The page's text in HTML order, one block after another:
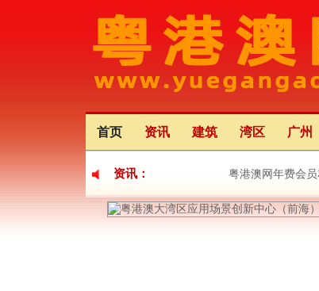
首页 资讯 建筑 湾区 广州
资讯： 粤港澳网年费会
粤港澳大湾区应